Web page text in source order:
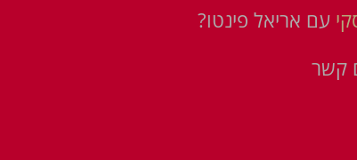
עם אריאל פינטו?
קשר